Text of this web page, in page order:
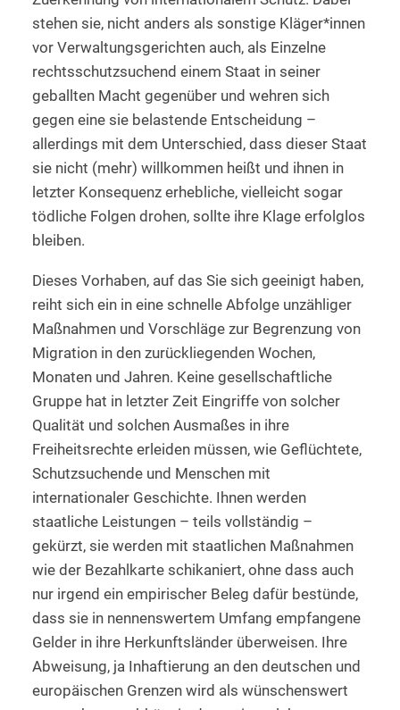
stehen sie, nicht anders als sonstige Kläger*innen
vor Verwaltungsgerichten auch, als Einzelne
rechtsschutzsuchend einem Staat in seiner
geballten Macht gegenüber und wehren sich
gegen eine sie belastende Entscheidung –
allerdings mit dem Unterschied, dass dieser Staat
sie nicht (mehr) willkommen heißt und ihnen in
letzter Konsequenz erhebliche, vielleicht sogar
tödliche Folgen drohen, sollte ihre Klage erfolglos
bleiben.
Dieses Vorhaben, auf das Sie sich geeinigt haben,
reiht sich ein in eine schnelle Abfolge unzähliger
Maßnahmen und Vorschläge zur Begrenzung von
Migration in den zurückliegenden Wochen,
Monaten und Jahren. Keine gesellschaftliche
Gruppe hat in letzter Zeit Eingriffe von solcher
Qualität und solchen Ausmaßes in ihre
Freiheitsrechte erleiden müssen, wie Geflüchtete,
Schutzsuchende und Menschen mit
internationaler Geschichte. Ihnen werden
staatliche Leistungen – teils vollständig –
gekürzt, sie werden mit staatlichen Maßnahmen
wie der Bezahlkarte schikaniert, ohne dass auch
nur irgend ein empirischer Beleg dafür bestünde,
dass sie in nennenswertem Umfang empfangene
Gelder in ihre Herkunftsländer überweisen. Ihre
Abweisung, ja Inhaftierung an den deutschen und
europäischen Grenzen wird als wünschenswert